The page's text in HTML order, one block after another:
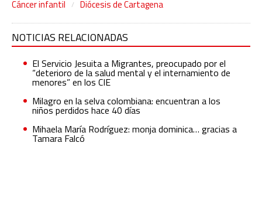
Cáncer infantil Diócesis de Cartagena
NOTICIAS RELACIONADAS
El Servicio Jesuita a Migrantes, preocupado por el
“deterioro de la salud mental y el internamiento de
menores” en los CIE
Milagro en la selva colombiana: encuentran a los
niños perdidos hace 40 días
Mihaela María Rodríguez: monja dominica… gracias a
Tamara Falcó